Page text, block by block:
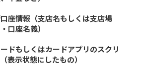
座情報（支店名もしくは支店場
口座名義）
ドもしくはカードアプリのスクリ
表示状態にしたもの）